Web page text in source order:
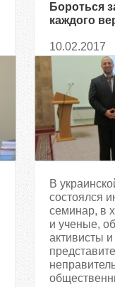
Бороться
каждого
10.02.2017
В
состоялся
семинар, в
и ученые,
активисты